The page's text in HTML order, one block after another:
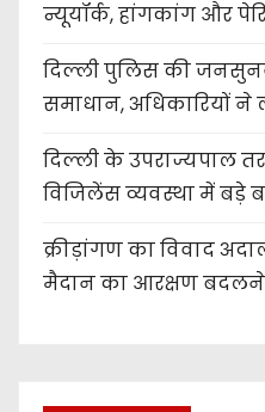
न्यूयॉर्क, हांगकांग और
दिल्ली पुलिस की
समाधान, अधिकारियों ने
दिल्ली के उपराज्यपाल
विजिलेंस व्यवस्था में बड़े
क्रीड़ांगण का विवाद
मैदान का आरक्षण बदलने